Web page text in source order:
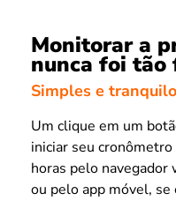
Monitorar a
nunca foi tão
Simples e tranquilo
Um clique em um
iniciar seu
horas pelo
ou pelo app móvel,